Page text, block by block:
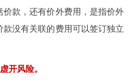
款，还有价外费用，是指价外
没有关联的费用可以签订独立
开风险。